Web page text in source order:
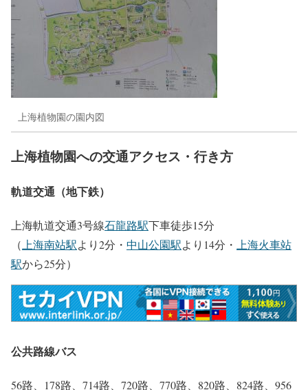
上海植物園の園内図
上海植物園への交通アクセス・行き方
軌道交通（地下鉄）
上海軌道交通3号線石龍路駅下車徒歩15分
（上海南站駅より2分・ 中山公園駅より14分・ 上海火車站
駅から25分）
公共路線バス
56路、178路、714路、720路、770路、820路、824路、956